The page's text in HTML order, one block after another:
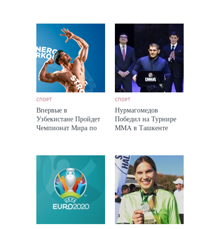
СПОРТ
Впервые в
Узбекистане Пройдет
Чемпионат Мира по
Спорта
СПОРТ
Нурмагомедов
Победил на Турнире
MMA в Ташкенте